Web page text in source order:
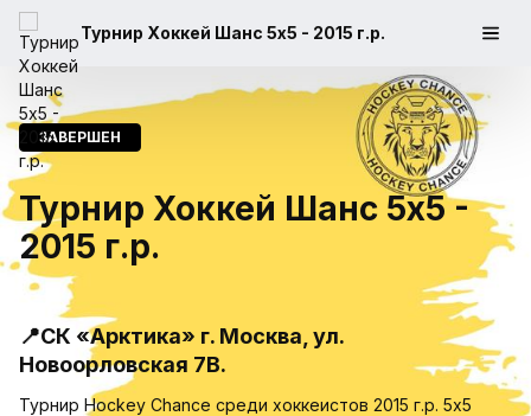
Турнир Хоккей Шанс 5х5 - 2015 г.р.
ЗАВЕРШЕН
Турнир Хоккей Шанс 5х5 -
2015 г.р.
📍СК «Арктика» г. Москва, ул.
Новоорловская 7В.
Турнир Hockey Chance среди хоккеистов 2015 г.р. 5x5